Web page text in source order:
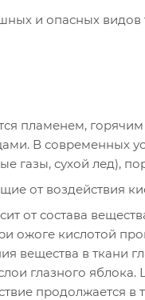
и опасных видов
пламенем,
В современных
газы, сухой лед),
от воздействия
от состава
ожоге кислотой
вещества в ткани
глазного
продолжается в